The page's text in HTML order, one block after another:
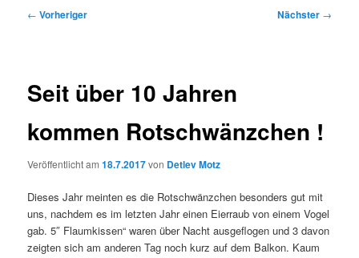
Beitragsnavigation
← Vorheriger Nächster →
Seit über 10 Jahren
kommen Rotschwänzchen !
Veröffentlicht am18.7.2017von Detlev Motz
Dieses Jahr meinten es die Rotschwänzchen besonders gut mit
uns, nachdem es im letzten Jahr einen Eierraub von einem Vogel
gab. 5″ Flaumkissen“ waren über Nacht ausgeflogen und 3 davon
zeigten sich am anderen Tag noch kurz auf dem Balkon. Kaum